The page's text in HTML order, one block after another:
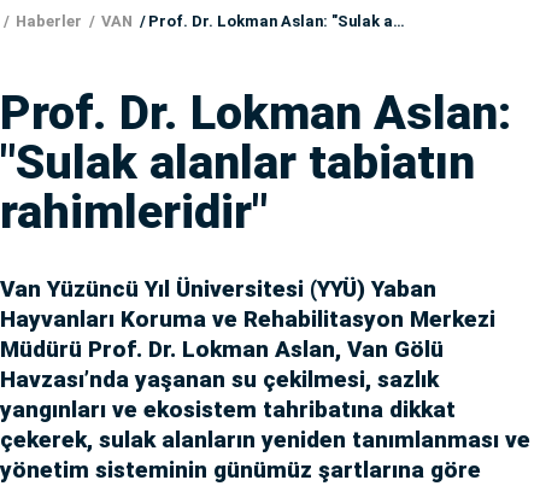
Haberler VAN Prof. Dr. Lokman Aslan: "Sulak alanlar tabiatın rahimleridir"
Prof. Dr. Lokman Aslan:
"Sulak alanlar tabiatın
rahimleridir"
Van Yüzüncü Yıl Üniversitesi (YYÜ) Yaban
Hayvanları Koruma ve Rehabilitasyon Merkezi
Müdürü Prof. Dr. Lokman Aslan, Van Gölü
Havzası’nda yaşanan su çekilmesi, sazlık
yangınları ve ekosistem tahribatına dikkat
çekerek, sulak alanların yeniden tanımlanması ve
yönetim sisteminin günümüz şartlarına göre